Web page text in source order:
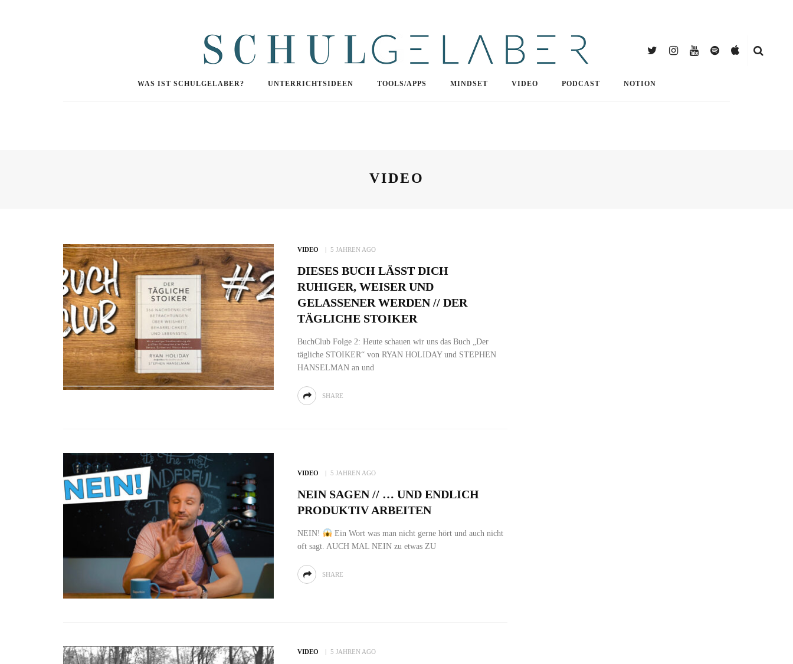
WAS IST SCHULGELABER? UNTERRICHTSIDEEN TOOLS/APPS MINDSET VIDEO PODCAST NOTION
VIDEO
VIDEO 5 JAHREN AGO
DIESES BUCH LÄSST DICH
RUHIGER, WEISER UND
GELASSENER WERDEN // DER
TÄGLICHE STOIKER
BuchClub Folge 2: Heute schauen wir uns das Buch „Der
tägliche STOIKER“ von RYAN HOLIDAY und STEPHEN
HANSELMAN an und
SHARE
VIDEO 5 JAHREN AGO
NEIN SAGEN // … UND ENDLICH
PRODUKTIV ARBEITEN
NEIN!
Ein Wort was man nicht gerne hört und auch nicht
oft sagt. AUCH MAL NEIN zu etwas ZU
SHARE
VIDEO 5 JAHREN AGO